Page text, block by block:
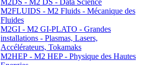
M2DS - M2 DS - Data Science
M2FLUIDS - M2 Fluids - Mécanique des
Fluides
M2GI - M2 GI-PLATO - Grandes
installations - Plasmas, Lasers,
Accélérateurs, Tokamaks
M2HEP - M2 HEP - Physique des Hautes